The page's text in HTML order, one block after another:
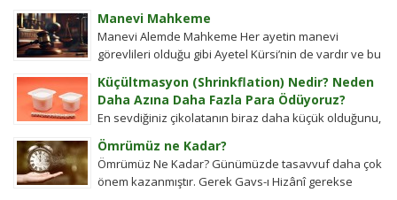
Manevi Mahkeme
Manevi Alemde Mahkeme Her ayetin manevi
görevlileri olduğu gibi Ayetel Kürsi’nin de vardır ve bu
Küçültmasyon (Shrinkflation) Nedir? Neden
Daha Azına Daha Fazla Para Ödüyoruz?
En sevdiğiniz çikolatanın biraz daha küçük olduğunu,
aynı büyüklükteki pakette daha az bisküvi
bulunduğunu veya cips torbalarının daha fazla
hava...
Ömrümüz ne Kadar?
Ömrümüz Ne Kadar? Günümüzde tasavvuf daha çok
önem kazanmıştır. Gerek Gavs-ı Hizânî gerekse